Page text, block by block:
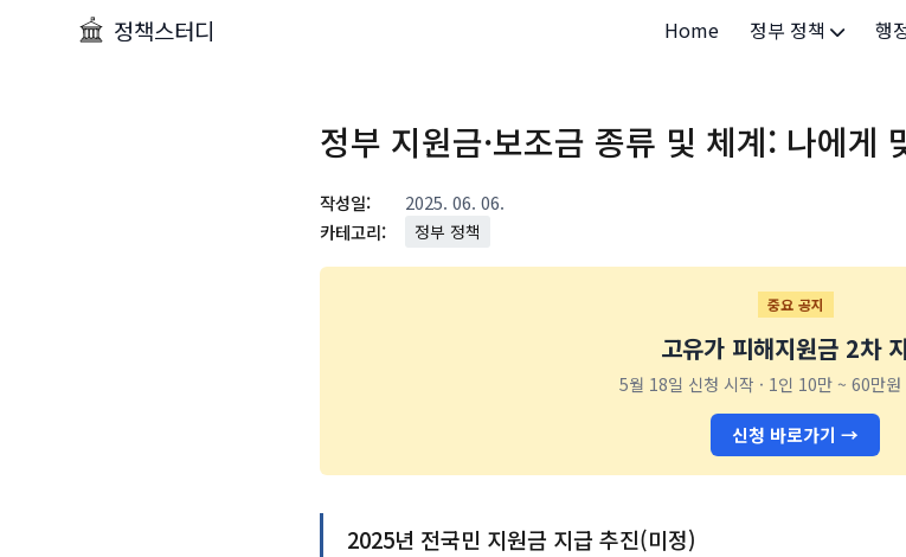
정책스터디 Home 정부 정책
정부 정책
행
보
세무
기타
정부 지원금·보조금 종류 및 체계: 나에게
작성일:
2025. 06. 06.
카테고리:
정부 정책
중요 공지
고유가 피해지원금 2차
5월 18일 신청 시작 · 1인 10만 ~ 60만원
신청 바로가기 →
2025년 전국민 지원금 지급 추진(미정)